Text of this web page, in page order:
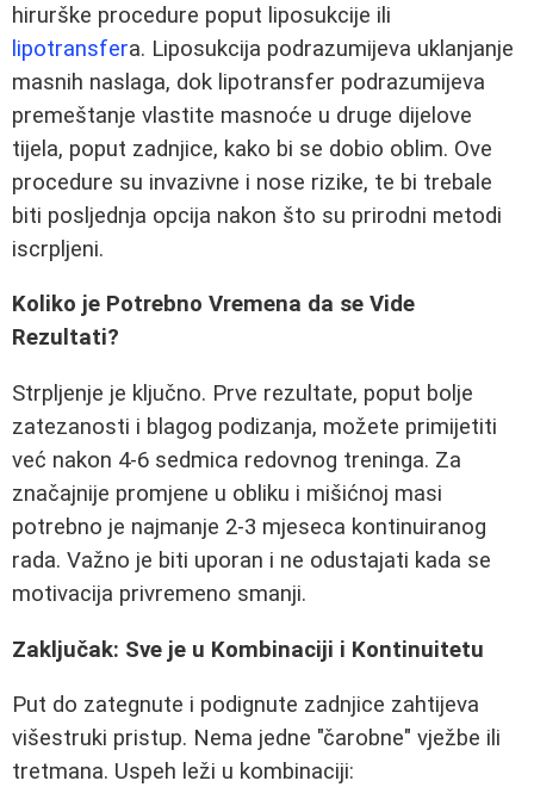
hirurške procedure poput liposukcije ili
lipotransfera. Liposukcija podrazumijeva uklanjanje
masnih naslaga, dok lipotransfer podrazumijeva
premeštanje vlastite masnoće u druge dijelove
tijela, poput zadnjice, kako bi se dobio oblim. Ove
procedure su invazivne i nose rizike, te bi trebale
biti posljednja opcija nakon što su prirodni metodi
iscrpljeni.
Koliko je Potrebno Vremena da se Vide
Rezultati?
Strpljenje je ključno. Prve rezultate, poput bolje
zatezanosti i blagog podizanja, možete primijetiti
već nakon 4-6 sedmica redovnog treninga. Za
značajnije promjene u obliku i mišićnoj masi
potrebno je najmanje 2-3 mjeseca kontinuiranog
rada. Važno je biti uporan i ne odustajati kada se
motivacija privremeno smanji.
Zaključak: Sve je u Kombinaciji i Kontinuitetu
Put do zategnute i podignute zadnjice zahtijeva
višestruki pristup. Nema jedne "čarobne" vježbe ili
tretmana. Uspeh leži u kombinaciji: